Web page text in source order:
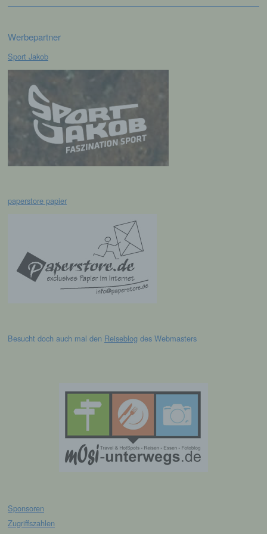
Werbepartner
Sport Jakob
paperstore papier
Besucht doch auch mal den Reiseblog des Webmasters
Sponsoren
Zugriffszahlen
Person freiwillig für den bestimmten Fall in
einer Erklärung oder einer sonstigen
eindeutigen bestätigenden Handlung, mit der
sie mit der Verarbeitung der sie betreffenden
personenbezogenen Daten einverstanden
ist.
Name und Anschrift des für die Verarbeitung
Verantwortlicher im Sinne der Datenschutz-
Grundverordnung, sonstiger in den Mitgliedstaaten
der Europäischen Union geltenden
Datenschutzgesetze und anderer Bestimmungen
mit datenschutzrechtlichem Charakter ist die:
Leichtathletik Gemeinschaft Passau
94032 Passau
Cookies / SessionStorage / LocalStorage
Die Internetseiten verwenden teilweise so
genannte Cookies, LocalStorage und
SessionStorage. Dies dient dazu, unser Angebot
nutzerfreundlicher, effektiver und sicherer zu
über einen Internetbrowser auf einem
Computersystem abgelegt und gespeichert